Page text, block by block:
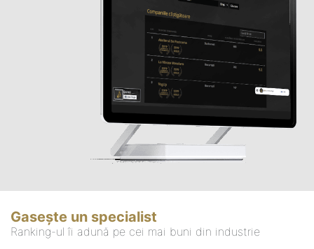
Gasește un specialist
Ranking-ul îi adună pe cei mai buni din industrie